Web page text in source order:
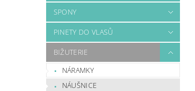
SPONY
PINETY DO VLASŮ
BIŽUTERIE
NÁRAMKY
NÁUŠNICE